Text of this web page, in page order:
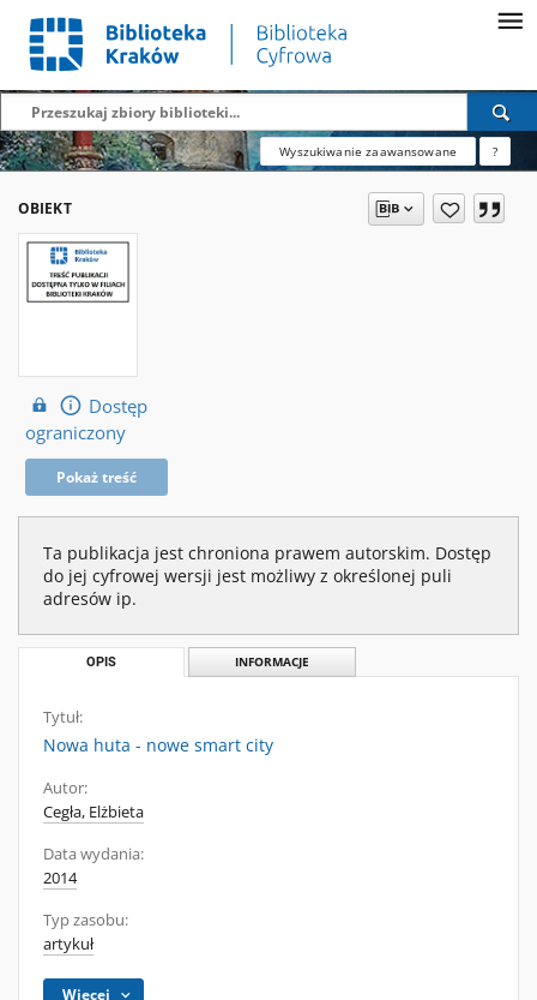
Wyszukiwanie zaawansowane ?
OBIEKT
Dostęp
ograniczony
Pokaż treść
Ta publikacja jest chroniona prawem autorskim. Dostęp
do jej cyfrowej wersji jest możliwy z określonej puli
adresów ip.
OPIS INFORMACJE
Tytuł:
Nowa huta - nowe smart city
Autor:
Cegła, Elżbieta
Data wydania:
2014
Typ zasobu:
artykuł
Więcej